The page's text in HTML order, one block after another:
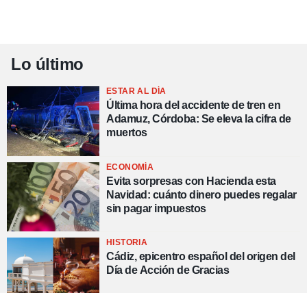
Lo último
ESTAR AL DÍA
Última hora del accidente de tren en
Adamuz, Córdoba: Se eleva la cifra de
muertos
ECONOMÍA
Evita sorpresas con Hacienda esta
Navidad: cuánto dinero puedes regalar
sin pagar impuestos
HISTORIA
Cádiz, epicentro español del origen del
Día de Acción de Gracias